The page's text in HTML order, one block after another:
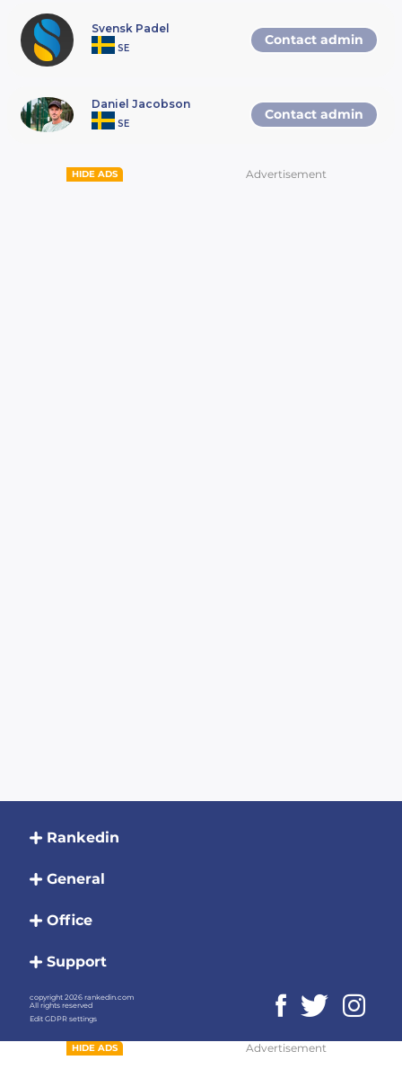
HIDE ADS Advertisement
Svensk Padel
SE
Contact admin
Daniel Jacobson
SE
Contact admin
HIDE ADS Advertisement
Rankedin
General
Office
Support
copyright 2026 rankedin.com
All rights reserved
Edit GDPR settings